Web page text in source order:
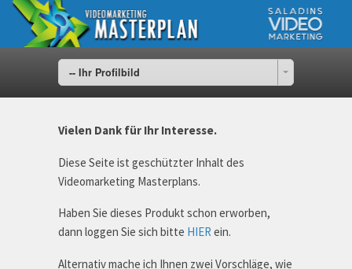
-- Ihr Profilbild
Vielen Dank für Ihr Interesse.
Diese Seite ist geschützter Inhalt des
Videomarketing Masterplans.
Haben Sie dieses Produkt schon erworben,
dann loggen Sie sich bitte HIER ein.
Alternativ mache ich Ihnen zwei Vorschläge, wie